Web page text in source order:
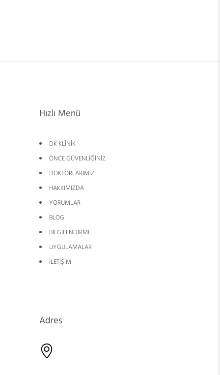
Hızlı Menü
DK KLİNİK
ÖNCE GÜVENLİĞİNİZ
DOKTORLARIMIZ
HAKKIMIZDA
YORUMLAR
BLOG
BİLGİLENDİRME
UYGULAMALAR
İLETİŞİM
Adres